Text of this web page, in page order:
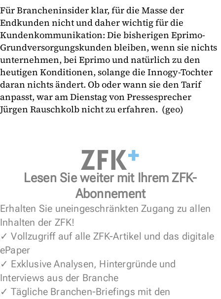
Für Brancheninsider klar, für die Masse der
Endkunden nicht und daher wichtig für die
Kundenkommunikation: Die bisherigen Eprimo-
Grundversorgungskunden bleiben, wenn sie nichts
unternehmen, bei Eprimo und natürlich zu den
heutigen Konditionen, solange die Innogy-Tochter
daran nichts ändert. Ob oder wann sie den Tarif
anpasst, war am Dienstag von Pressesprecher
Jürgen Rauschkolb nicht zu erfahren. (geo)
Lesen Sie weiter mit Ihrem ZFK-
Abonnement
Erhalten Sie uneingeschränkten Zugang zu allen
Inhalten der ZFK!
✓ Vollzugriff auf alle ZFK-Artikel und das digitale
ePaper
✓ Exklusive Analysen, Hintergründe und
Interviews aus der Branche
✓ Tägliche Branchen-Briefings mit den